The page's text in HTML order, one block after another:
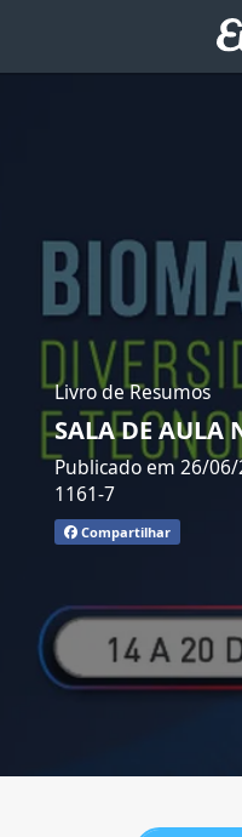
Livro de Resumos
SALA DE AULA
Publicado em 26/
1161-7
Compartilhar